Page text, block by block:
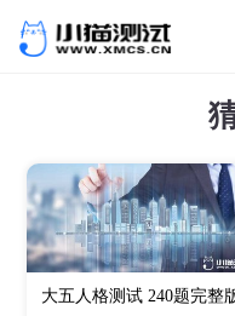
大五人格测试 240题完整